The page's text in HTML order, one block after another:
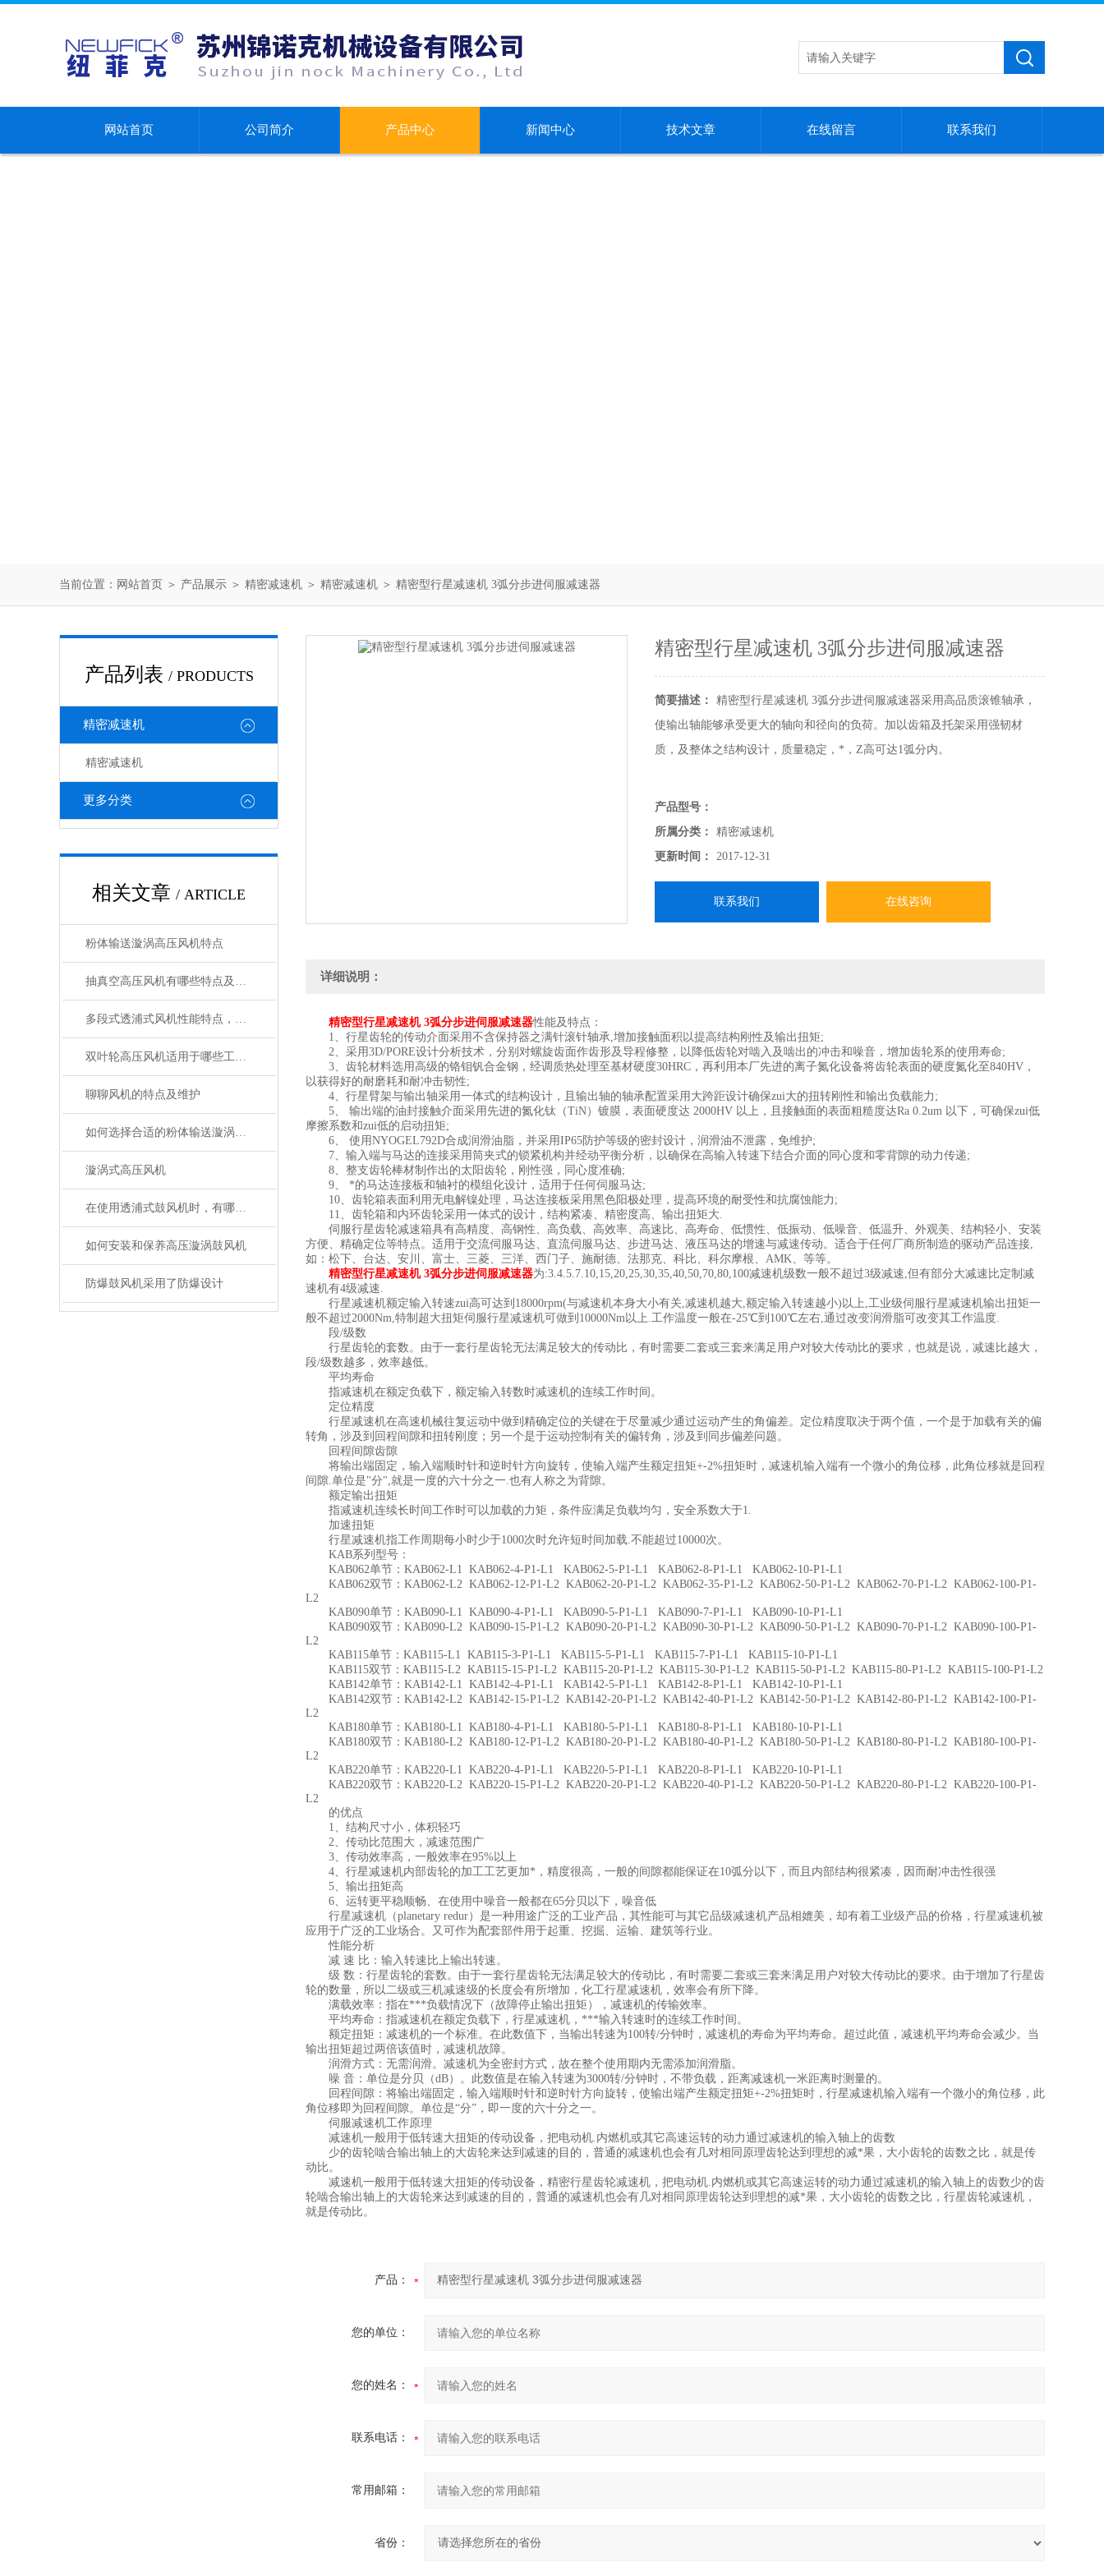
网站首页 公司简介 产品中心 新闻中心 技术文章 在线留言 联系我们
当前位置： 网站首页 ＞ 产品展示 ＞ 精密减速机 ＞ 精密减速机 ＞ 精密型行星减速机 3弧分步进伺服减速器
产品列表 / PRODUCTS
精密减速机
精密减速机
更多分类
相关文章 / ARTICLE
粉体输送漩涡高压风机特点
抽真空高压风机有哪些特点及作用
多段式透浦式风机性能特点，值得学习一下
双叶轮高压风机适用于哪些工业领域
聊聊风机的特点及维护
如何选择合适的粉体输送漩涡高压风机
漩涡式高压风机
在使用透浦式鼓风机时，有哪些问题？
如何安装和保养高压漩涡鼓风机
防爆鼓风机采用了防爆设计
精密型行星减速机 3弧分步进伺服减速器
简要描述：
精密型行星减速机 3弧分步进伺服减速器采用高品质滚锥轴承，
使输出轴能够承受更大的轴向和径向的负荷。加以齿箱及托架采用强韧材
质，及整体之结构设计，质量稳定，*，Z高可达1弧分内。
产品型号：
所属分类：
精密减速机
更新时间：
2017-12-31
联系我们 在线咨询
详细说明：
精密型行星减速机 3弧分步进伺服减速器性能及特点：
1、行星齿轮的传动介面采用不含保持器之满针滚针轴承,增加接触面积以提高结构刚性及输出扭矩;
2、采用3D/PORE设计分析技术，分别对螺旋齿面作齿形及导程修整，以降低齿轮对啮入及啮出的冲击和噪音，增加齿轮系的使用寿命;
3、齿轮材料选用高级的铬钼钒合金钢，经调质热处理至基材硬度30HRC，再利用本厂先进的离子氮化设备将齿轮表面的硬度氮化至840HV，
以获得好的耐磨耗和耐冲击韧性;
4、行星臂架与输出轴采用一体式的结构设计，且输出轴的轴承配置采用大跨距设计确保zui大的扭转刚性和输出负载能力;
5、 输出端的油封接触介面采用先进的氮化钛（TiN）镀膜，表面硬度达 2000HV 以上，且接触面的表面粗糙度达Ra 0.2um 以下，可确保zui低
摩擦系数和zui低的启动扭矩;
6、 使用NYOGEL792D合成润滑油脂，并采用IP65防护等级的密封设计，润滑油不泄露，免维护;
7、输入端与马达的连接采用筒夹式的锁紧机构并经动平衡分析，以确保在高输入转速下结合介面的同心度和零背隙的动力传递;
8、整支齿轮棒材制作出的太阳齿轮，刚性强，同心度准确;
9、 *的马达连接板和轴衬的模组化设计，适用于任何伺服马达;
10、齿轮箱表面利用无电解镍处理，马达连接板采用黑色阳极处理，提高环境的耐受性和抗腐蚀能力;
11、齿轮箱和内环齿轮采用一体式的设计，结构紧凑、精密度高、输出扭矩大.
伺服行星齿轮减速箱具有高精度、高钢性、高负载、高效率、高速比、高寿命、低惯性、低振动、低噪音、低温升、外观美、结构轻小、安装
方便、精确定位等特点。适用于交流伺服马达、直流伺服马达、步进马达、液压马达的增速与减速传动。适合于任何厂商所制造的驱动产品连接,
如：松下、台达、安川、富士、三菱、三洋、西门子、施耐德、法那克、科比、科尔摩根、AMK、等等。
精密型行星减速机 3弧分步进伺服减速器为:3.4.5.7.10,15,20,25,30,35,40,50,70,80,100减速机级数一般不超过3级减速,但有部分大减速比定制减
速机有4级减速.
行星减速机额定输入转速zui高可达到18000rpm(与减速机本身大小有关,减速机越大,额定输入转速越小)以上,工业级伺服行星减速机输出扭矩一
般不超过2000Nm,特制超大扭矩伺服行星减速机可做到10000Nm以上.工作温度一般在-25℃到100℃左右,通过改变润滑脂可改变其工作温度.
段/级数
行星齿轮的套数。由于一套行星齿轮无法满足较大的传动比，有时需要二套或三套来满足用户对较大传动比的要求，也就是说，减速比越大，
段/级数越多，效率越低。
平均寿命
指减速机在额定负载下，额定输入转数时减速机的连续工作时间。
定位精度
行星减速机在高速机械往复运动中做到精确定位的关键在于尽量减少通过运动产生的角偏差。定位精度取决于两个值，一个是于加载有关的偏
转角，涉及到回程间隙和扭转刚度；另一个是于运动控制有关的偏转角，涉及到同步偏差问题。
回程间隙齿隙
将输出端固定，输入端顺时针和逆时针方向旋转，使输入端产生额定扭矩+-2%扭矩时，减速机输入端有一个微小的角位移，此角位移就是回程
间隙.单位是"分",就是一度的六十分之一.也有人称之为背隙。
额定输出扭矩
指减速机连续长时间工作时可以加载的力矩，条件应满足负载均匀，安全系数大于1.
加速扭矩
行星减速机指工作周期每小时少于1000次时允许短时间加载.不能超过10000次。
KAB系列型号：
KAB062单节：KAB062-L1 KAB062-4-P1-L1 KAB062-5-P1-L1 KAB062-8-P1-L1 KAB062-10-P1-L1
KAB062双节：KAB062-L2 KAB062-12-P1-L2 KAB062-20-P1-L2 KAB062-35-P1-L2 KAB062-50-P1-L2 KAB062-70-P1-L2 KAB062-100-P1-
L2
KAB090单节：KAB090-L1 KAB090-4-P1-L1 KAB090-5-P1-L1 KAB090-7-P1-L1 KAB090-10-P1-L1
KAB090双节：KAB090-L2 KAB090-15-P1-L2 KAB090-20-P1-L2 KAB090-30-P1-L2 KAB090-50-P1-L2 KAB090-70-P1-L2 KAB090-100-P1-
L2
KAB115单节：KAB115-L1 KAB115-3-P1-L1 KAB115-5-P1-L1 KAB115-7-P1-L1 KAB115-10-P1-L1
KAB115双节：KAB115-L2 KAB115-15-P1-L2 KAB115-20-P1-L2 KAB115-30-P1-L2 KAB115-50-P1-L2 KAB115-80-P1-L2 KAB115-100-P1-L2
KAB142单节：KAB142-L1 KAB142-4-P1-L1 KAB142-5-P1-L1 KAB142-8-P1-L1 KAB142-10-P1-L1
KAB142双节：KAB142-L2 KAB142-15-P1-L2 KAB142-20-P1-L2 KAB142-40-P1-L2 KAB142-50-P1-L2 KAB142-80-P1-L2 KAB142-100-P1-
L2
KAB180单节：KAB180-L1 KAB180-4-P1-L1 KAB180-5-P1-L1 KAB180-8-P1-L1 KAB180-10-P1-L1
KAB180双节：KAB180-L2 KAB180-12-P1-L2 KAB180-20-P1-L2 KAB180-40-P1-L2 KAB180-50-P1-L2 KAB180-80-P1-L2 KAB180-100-P1-
L2
KAB220单节：KAB220-L1 KAB220-4-P1-L1 KAB220-5-P1-L1 KAB220-8-P1-L1 KAB220-10-P1-L1
KAB220双节：KAB220-L2 KAB220-15-P1-L2 KAB220-20-P1-L2 KAB220-40-P1-L2 KAB220-50-P1-L2 KAB220-80-P1-L2 KAB220-100-P1-
L2
的优点
1、结构尺寸小，体积轻巧
2、传动比范围大，减速范围广
3、传动效率高，一般效率在95%以上
4、行星减速机内部齿轮的加工工艺更加*，精度很高，一般的间隙都能保证在10弧分以下，而且内部结构很紧凑，因而耐冲击性很强
5、输出扭矩高
6、运转更平稳顺畅、在使用中噪音一般都在65分贝以下，噪音低
行星减速机（planetary redur）是一种用途广泛的工业产品，其性能可与其它品级减速机产品相媲美，却有着工业级产品的价格，行星减速机被
应用于广泛的工业场合。又可作为配套部件用于起重、挖掘、运输、建筑等行业。
性能分析
减 速 比：输入转速比上输出转速。
级 数：行星齿轮的套数。由于一套行星齿轮无法满足较大的传动比，有时需要二套或三套来满足用户对较大传动比的要求。由于增加了行星齿
轮的数量，所以二级或三机减速级的长度会有所增加，化工行星减速机，效率会有所下降。
满载效率：指在***负载情况下（故障停止输出扭矩），减速机的传输效率。
平均寿命：指减速机在额定负载下，行星减速机，***输入转速时的连续工作时间。
额定扭矩：减速机的一个标准。在此数值下，当输出转速为100转/分钟时，减速机的寿命为平均寿命。超过此值，减速机平均寿命会减少。当
输出扭矩超过两倍该值时，减速机故障。
润滑方式：无需润滑。减速机为全密封方式，故在整个使用期内无需添加润滑脂。
噪 音：单位是分贝（dB）。此数值是在输入转速为3000转/分钟时，不带负载，距离减速机一米距离时测量的。
回程间隙：将输出端固定，输入端顺时针和逆时针方向旋转，使输出端产生额定扭矩+-2%扭矩时，行星减速机输入端有一个微小的角位移，此
角位移即为回程间隙。单位是“分”，即一度的六十分之一。
伺服减速机工作原理
减速机一般用于低转速大扭矩的传动设备，把电动机.内燃机或其它高速运转的动力通过减速机的输入轴上的齿数
少的齿轮啮合输出轴上的大齿轮来达到减速的目的，普通的减速机也会有几对相同原理齿轮达到理想的减*果，大小齿轮的齿数之比，就是传
动比。
减速机一般用于低转速大扭矩的传动设备，精密行星齿轮减速机，把电动机.内燃机或其它高速运转的动力通过减速机的输入轴上的齿数少的齿
轮啮合输出轴上的大齿轮来达到减速的目的，普通的减速机也会有几对相同原理齿轮达到理想的减*果，大小齿轮的齿数之比，行星齿轮减速机，
就是传动比。
产品：
您的单位：
您的姓名：
联系电话：
常用邮箱：
省份：